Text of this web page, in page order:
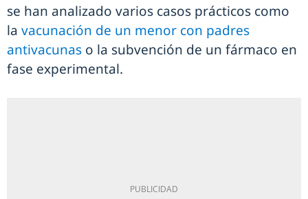
se han analizado varios casos prácticos como
la vacunación de un menor con padres
antivacunas o la subvención de un fármaco en
fase experimental.